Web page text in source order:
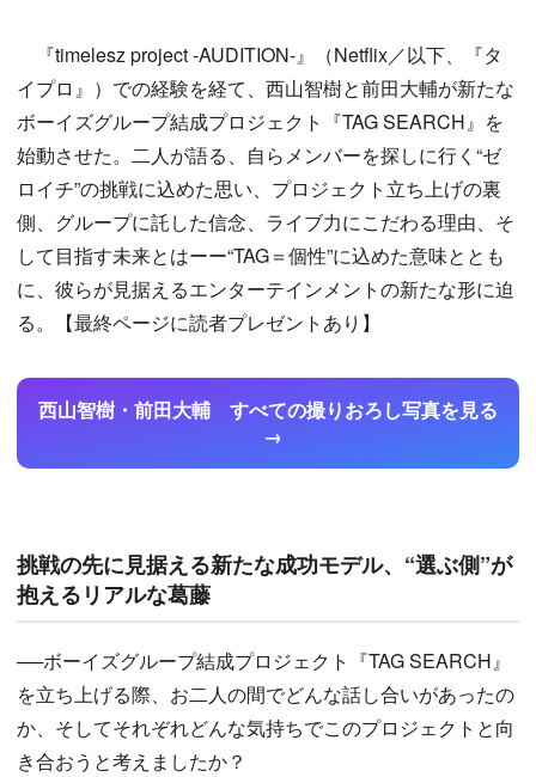
『timelesz project -AUDITION-』（Netflix／以下、『タ
イプロ』）での経験を経て、西山智樹と前田大輔が新たな
ボーイズグループ結成プロジェクト『TAG SEARCH』を
始動させた。二人が語る、自らメンバーを探しに行く“ゼ
ロイチ”の挑戦に込めた思い、プロジェクト立ち上げの裏
側、グループに託した信念、ライブ力にこだわる理由、そ
して目指す未来とはーー“TAG＝個性”に込めた意味ととも
に、彼らが見据えるエンターテインメントの新たな形に迫
る。【最終ページに読者プレゼントあり】
西山智樹・前田大輔 すべての撮りおろし写真を見る
挑戦の先に見据える新たな成功モデル、“選ぶ側”が
抱えるリアルな葛藤
──ボーイズグループ結成プロジェクト『TAG SEARCH』
を立ち上げる際、お二人の間でどんな話し合いがあったの
か、そしてそれぞれどんな気持ちでこのプロジェクトと向
き合おうと考えましたか？